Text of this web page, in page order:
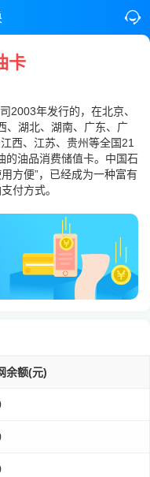
卡
2003年发行的，在北京、
、湖北、湖南、广东、广
西、江苏、贵州等全国21
的油品消费储值卡。中国石
方便”，已经成为一种富有
付方式。
余额(元)